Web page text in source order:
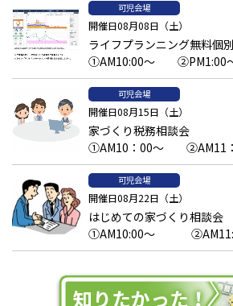
可児会場
開催日08月08日（土）
ライフプランニング無料個
①AM10:00～ ②PM1:00
可児会場
開催日08月15日（土）
家づくり税務相談会
①AM10：00～ ②AM11
～予約済 ④PM2：00～
可児会場
開催日08月22日（土）
はじめての家づくり相談会
①AM10:00～ ②AM11:00～
～ ④PM2:00～